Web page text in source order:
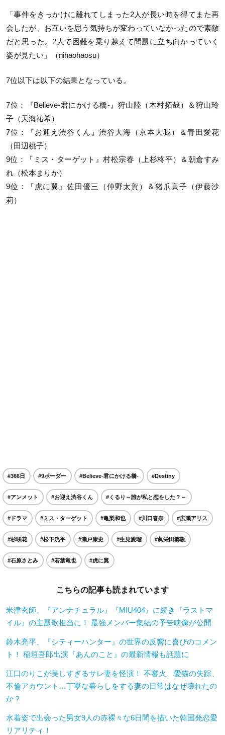
「事件をきっかけに離れてしまった2人が長い時を得てまた再
会したが、お互いを思う気持ちが変わっていなかったので素敵
だと思った。2人で困難を乗り越えて問題に立ち向かっていく
姿が見たい」（nihaohaosu）
7位以下は以下の結果となっている。
7位：『Believe-君にかける橋-』狩山陸（木村拓哉）＆狩山玲
子（天海祐希）
7位：『お迎え渋谷くん』渋谷大海（京本大我）＆青田愛花
（田辺桃子）
9位：『ミス・ターゲット』村松宗春（上杉柊平）＆朝倉すみ
れ（松本まりか）
9位：『虎に翼』佐田優三（仲野太賀）＆猪爪寅子（伊藤沙
莉）
#366日 #9ボーダー #Believe-君にかける橋- #Destiny
#アンメット #お迎え渋谷くん #くるり～誰が私と恋をした？～
#ドラマ #ミス・ターゲット #亀梨和也 #川口春奈 #広瀬アリス
#杉咲花 #松下洸平 #瀬戸康史 #生見愛瑠 #眞栄田郷敦
#石原さとみ #若葉竜也 #虎に翼
こちらの記事も読まれています
米津玄師、『アンナチュラル』『MIU404』に続き『ラストマ
イル』の主題歌担当に！ 最強メンバー集結の予告映像が公開
鈴木亮平、『シティーハンター』の世界の反響に喜びのコメン
ト！ 稲垣吾郎出演『あんのこと』の最新情報も話題に
江口のりこが美しすぎるサレ妻を怪演！ 不審火、愛猫の失踪、
不倫アカウント…丁寧な暮らしをする妻の日常はなぜ壊れたの
か？
水着姿で出会った男女9人の赤裸々な6日間を描いた韓国発恋愛
リアリティ！